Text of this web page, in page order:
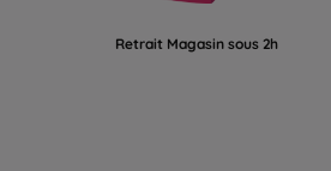
Retrait Magasin sous 2h